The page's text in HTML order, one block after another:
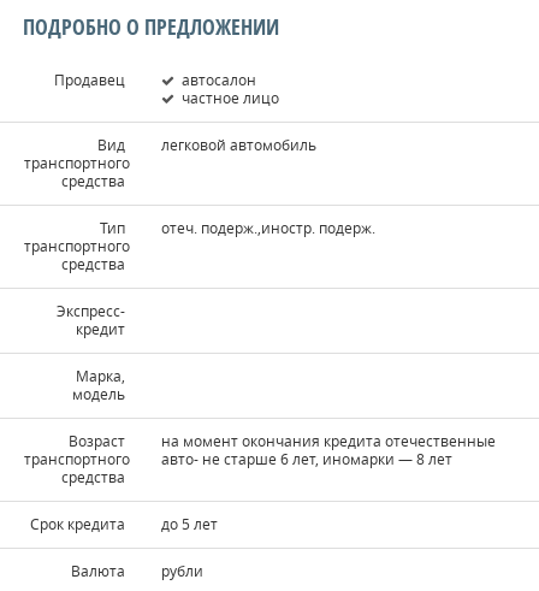
ПОДРОБНО О ПРЕДЛОЖЕНИИ
Продавец
автосалон
частное лицо
Вид
транспортного
средства
легковой автомобиль
Тип
транспортного
средства
отеч. подерж.,иностр. подерж.
Экспресс-
кредит
Марка,
модель
Возраст
транспортного
средства
на момент окончания кредита отечественные
авто- не старше 6 лет, иномарки — 8 лет
Срок кредита до 5 лет
Валюта рубли